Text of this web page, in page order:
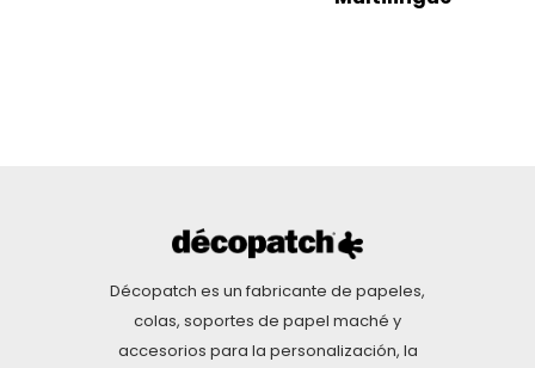
Décopatch es un fabricante de papeles,
colas, soportes de papel maché y
accesorios para la personalización, la